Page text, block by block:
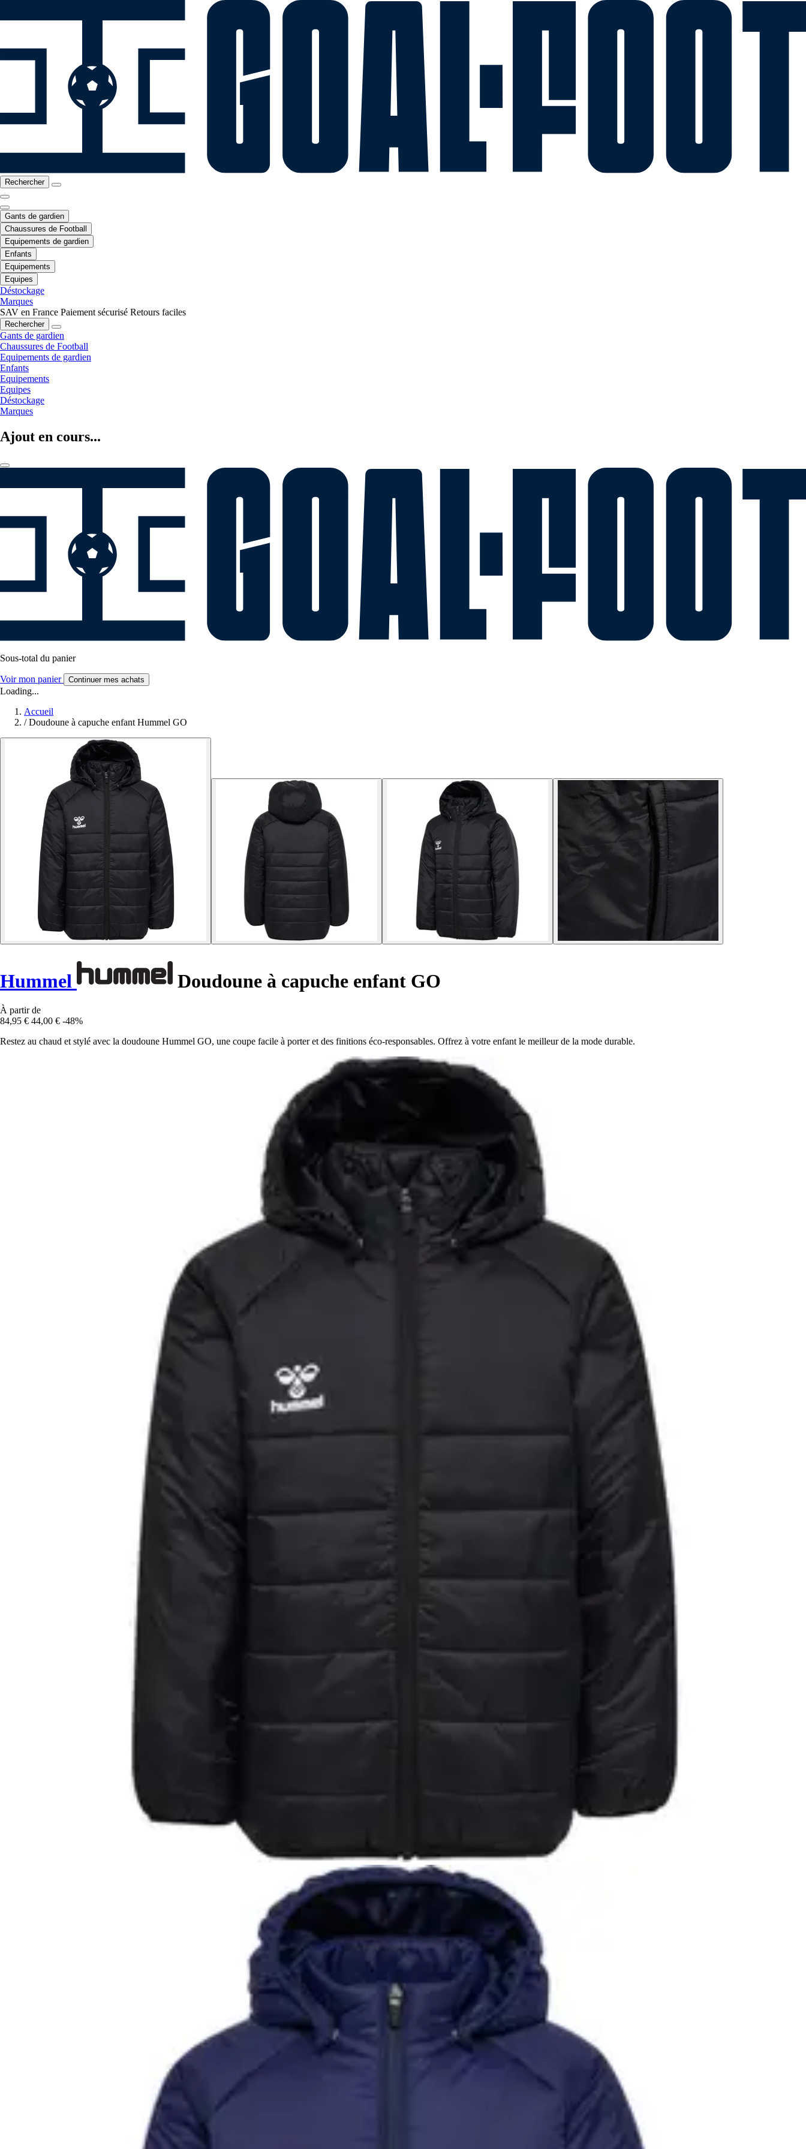
Rechercher
Gants de gardien
Chaussures de Football
Equipements de gardien
Enfants
Equipements
Equipes
Déstockage
Marques
SAV en France Paiement sécurisé Retours faciles
Rechercher
Gants de gardien
Chaussures de Football
Equipements de gardien
Enfants
Equipements
Equipes
Déstockage
Marques
Ajout en cours...
Sous-total du panier
Voir mon panier Continuer mes achats
Loading...
Accueil
/ Doudoune à capuche enfant Hummel GO
Hummel Doudoune à capuche enfant GO
À partir de
84,95 € 44,00 € -48%
Restez au chaud et stylé avec la doudoune Hummel GO, une coupe facile à porter et des finitions éco-responsables. Offrez à votre enfant le meilleur de la mode durable.